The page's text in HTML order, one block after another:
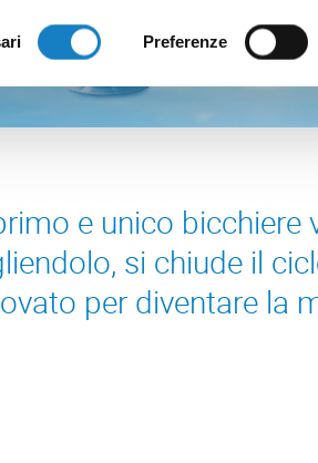
Preferenze
e unico
si chiude il
per diventare la